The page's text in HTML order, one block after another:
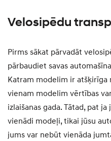
Velosipēdu
Pirms sākat pārvadāt
pārbaudiet savas
Katram modelim ir atšķirīga
vienam modelim vērtības
izlaišanas gada. Tātad, pat
vienādi modeļi, tikai jūsu
jums var nebūt vienāda